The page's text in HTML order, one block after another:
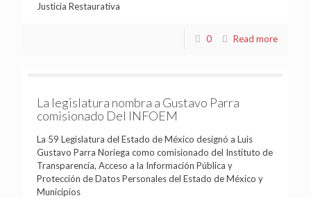
Justicia Restaurativa
0 Read more
La legislatura nombra a Gustavo Parra
comisionado Del INFOEM
La 59 Legislatura del Estado de México designó a Luis
Gustavo Parra Noriega como comisionado del Instituto de
Transparencia, Acceso a la Información Pública y
Protección de Datos Personales del Estado de México y
Municipios